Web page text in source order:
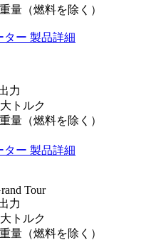
量（燃料を除く）
ター 製品詳細
力
トルク
量（燃料を除く）
ター 製品詳細
Tour
力
トルク
量（燃料を除く）